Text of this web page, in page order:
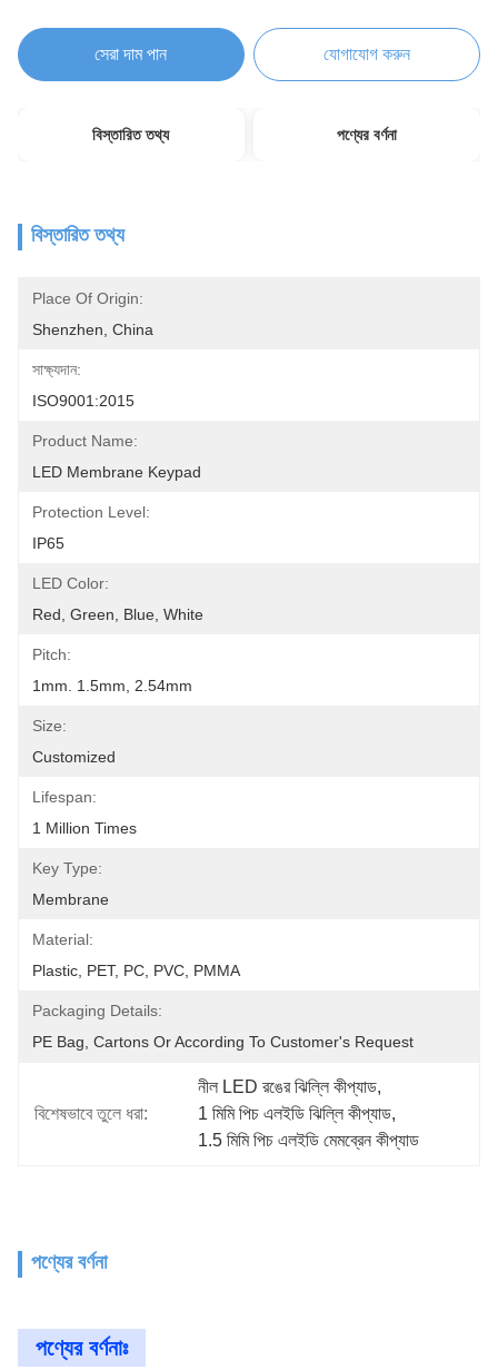
সেরা দাম পান যোগাযোগ করুন
বিস্তারিত তথ্য পণ্যের বর্ণনা
বিস্তারিত তথ্য
Place Of Origin:
Shenzhen, China
সাক্ষ্যদান:
ISO9001:2015
Product Name:
LED Membrane Keypad
Protection Level:
IP65
LED Color:
Red, Green, Blue, White
Pitch:
1mm. 1.5mm, 2.54mm
Size:
Customized
Lifespan:
1 Million Times
Key Type:
Membrane
Material:
Plastic, PET, PC, PVC, PMMA
Packaging Details:
PE Bag, Cartons Or According To Customer's Request
বিশেষভাবে তুলে ধরা:
নীল LED রঙের ঝিল্লি কীপ্যাড,
1 মিমি পিচ এলইডি ঝিল্লি কীপ্যাড,
1.5 মিমি পিচ এলইডি মেমব্রেন কীপ্যাড
পণ্যের বর্ণনা
পণ্যের বর্ণনাঃ